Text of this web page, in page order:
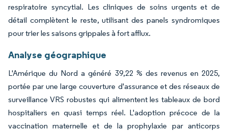
respiratoire syncytial. Les cliniques de soins urgents et de
détail complètent le reste, utilisant des panels syndromiques
pour trier les saisons grippales à fort afflux.
Analyse géographique
L'Amérique du Nord a généré 39,22 % des revenus en 2025,
portée par une large couverture d'assurance et des réseaux de
surveillance VRS robustes qui alimentent les tableaux de bord
hospitaliers en quasi temps réel. L'adoption précoce de la
vaccination maternelle et de la prophylaxie par anticorps